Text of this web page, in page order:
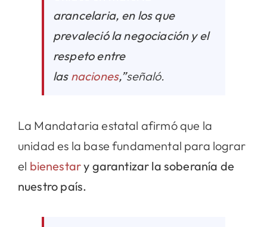
arancelaria, en los que
prevaleció la negociación y el
respeto entre
las naciones,”señaló.
La Mandataria estatal afirmó que la
unidad es la base fundamental para lograr
el bienestary garantizar la soberanía de
nuestro país.